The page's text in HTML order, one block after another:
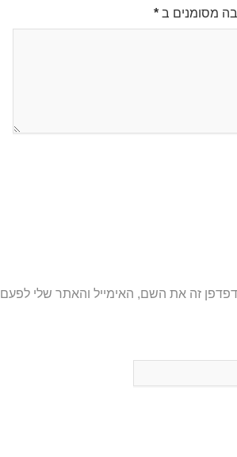
מסומנים ב *
זה את השם, האימייל והאתר שלי לפעם